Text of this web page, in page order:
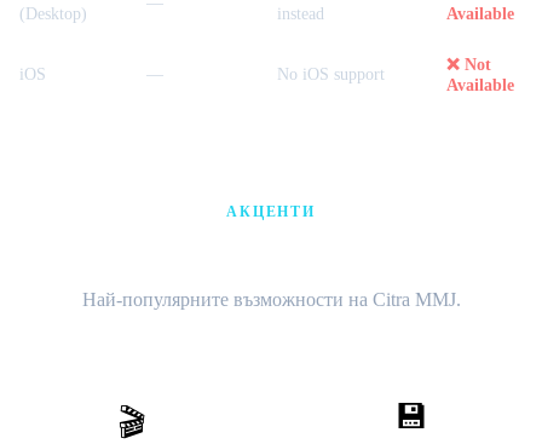
(Desktop)
instead
Available
iOS — No iOS support
❌ Not
Available
АКЦЕНТИ
Най-популярните възможности на Citra MMJ.
🎬 💾